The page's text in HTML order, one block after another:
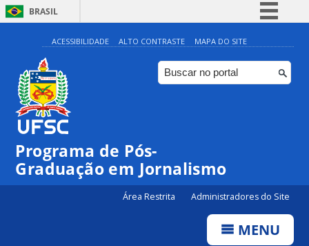
BRASIL
Simplifique!
Comunica BR
Participe
ACESSIBILIDADE ALTO CONTRASTE MAPA DO SITE
Programa de Pós-
Graduação em Jornalismo
Área Restrita Administradores do Site
MENU